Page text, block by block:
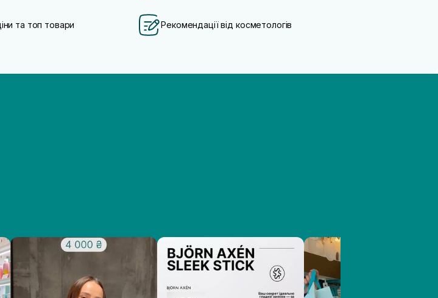
та топ товари Рекомендації від косметологів